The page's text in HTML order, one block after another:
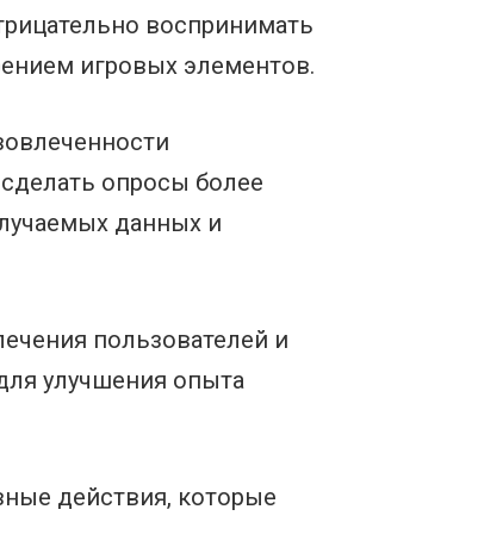
воспринимать
игровых элементов.
опросы более
данных и
пользователей и
улучшения опыта
действия, которые